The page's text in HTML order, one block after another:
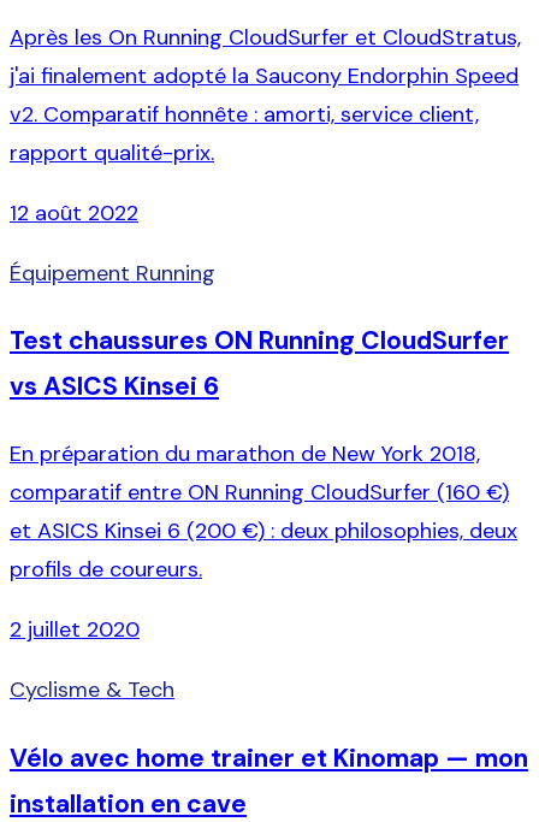
Après les On Running CloudSurfer et CloudStratus,
j'ai finalement adopté la Saucony Endorphin Speed
v2. Comparatif honnête : amorti, service client,
rapport qualité-prix.
12 août 2022
Équipement Running
Test chaussures ON Running CloudSurfer
vs ASICS Kinsei 6
En préparation du marathon de New York 2018,
comparatif entre ON Running CloudSurfer (160 €)
et ASICS Kinsei 6 (200 €) : deux philosophies, deux
profils de coureurs.
2 juillet 2020
Cyclisme & Tech
Vélo avec home trainer et Kinomap — mon
installation en cave